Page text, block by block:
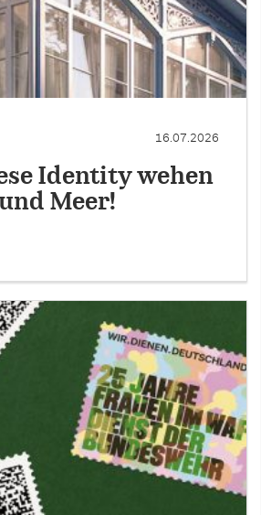
16.07.2026
Identity wehen
Meer!